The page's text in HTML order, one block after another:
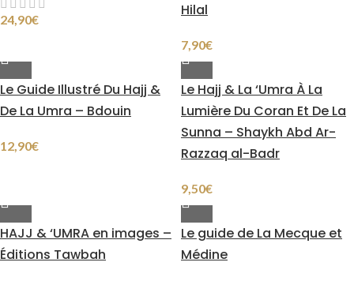
24,90€
Hilal
7,90€
Le Guide Illustré Du Hajj &
De La Umra – Bdouin
12,90€
Le Hajj & La ‘Umra À La
Lumière Du Coran Et De La
Sunna – Shaykh Abd Ar-
Razzaq al-Badr
9,50€
HAJJ & ‘UMRA en images –
Éditions Tawbah
Le guide de La Mecque et
Médine